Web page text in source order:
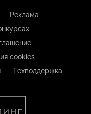
Реклама
cookies
Техподдержка